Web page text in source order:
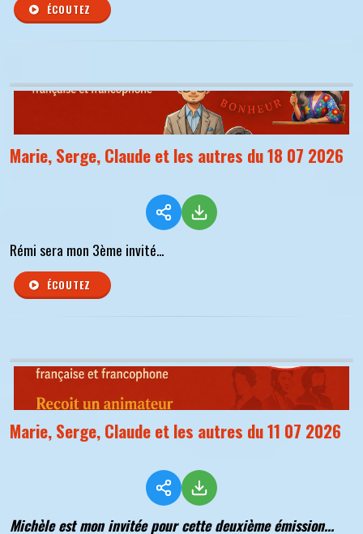
ÉCOUTEZ
Marie, Serge, Claude et les autres du 18 07 2026
Rémi sera mon 3ème invité...
ÉCOUTEZ
Marie, Serge, Claude et les autres du 11 07 2026
Michèle est mon invitée pour cette deuxième émission...